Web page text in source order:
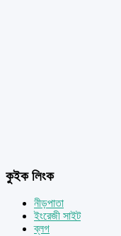
কুইক লিংক
নীড়পাতা
ইংরেজী সাইট
ব্লগ